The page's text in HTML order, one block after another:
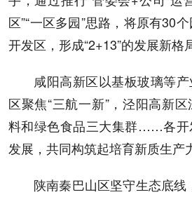
区”“一区多园”思路，将原有30
开发区，形成“2+13”的发展新格
咸阳高新区以基板玻璃等
区聚焦“三航一新”，泾阳高新
料和绿色食品三大集群……各开
发展，共同构筑起培育新质生产
陕南秦巴山区坚守生态底线